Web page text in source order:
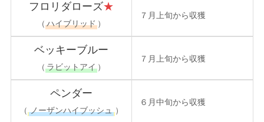
フロリダローズ★
（ ハイブリッド）
７月上旬から収獲
ベッキーブルー
（ ラビットアイ）
７月上旬から収獲
ペンダー
（ ノーザンハイブッシュ ）
６月中旬から収獲